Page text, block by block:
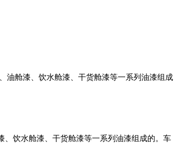
油舱漆、饮水舱漆、干货舱漆等一系列油漆组成
饮水舱漆、干货舱漆等一系列油漆组成的。车